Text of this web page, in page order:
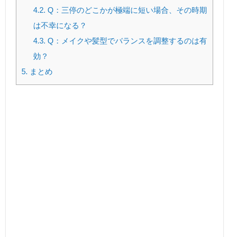
4.2. Q：三停のどこかが極端に短い場合、その時期
は不幸になる？
4.3. Q：メイクや髪型でバランスを調整するのは有
効？
5. まとめ